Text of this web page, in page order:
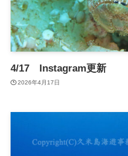
4/17 Instagram更新
2026年4月17日